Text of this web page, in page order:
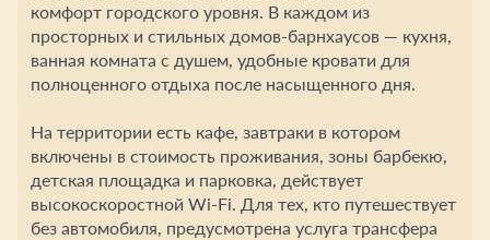
комфорт городского уровня. В каждом из
просторных и стильных домов-барнхаусов — кухня,
ванная комната с душем, удобные кровати для
полноценного отдыха после насыщенного дня.
На территории есть кафе, завтраки в котором
включены в стоимость проживания, зоны барбекю,
детская площадка и парковка, действует
высокоскоростной Wi-Fi. Для тех, кто путешествует
без автомобиля, предусмотрена услуга трансфера